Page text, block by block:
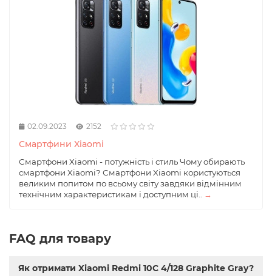
02.09.2023 2152
Смартфини Xiaomi
Смартфони Xiaomi - потужність і стиль Чому обирають
смартфони Xiaomi? Смартфони Xiaomi користуються
великим попитом по всьому світу завдяки відмінним
технічним характеристикам і доступним ці.. →
FAQ для товару
Як отримати Xiaomi Redmi 10C 4/128 Graphite Gray?